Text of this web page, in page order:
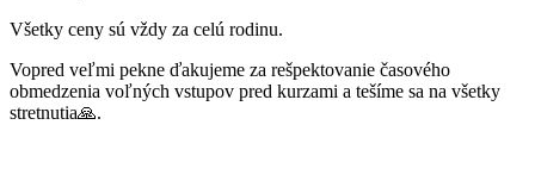
Všetky ceny sú vždy za celú rodinu.
Vopred veľmi pekne ďakujeme za rešpektovanie časového
obmedzenia voľných vstupov pred kurzami a tešíme sa na všetky
stretnutia🙏.